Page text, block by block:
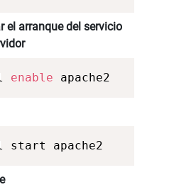
el arranque del servicio
enable apache2
start apache2